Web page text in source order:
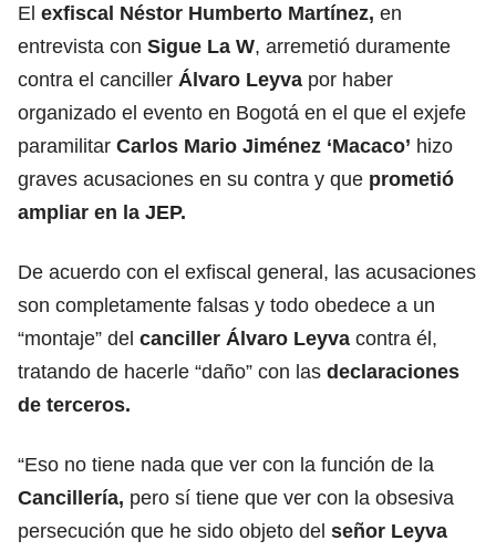
El exfiscal Néstor Humberto Martínez, en
entrevista con Sigue La W, arremetió duramente
contra el canciller Álvaro Leyva por haber
organizado el evento en Bogotá en el que el exjefe
paramilitar Carlos Mario Jiménez ‘Macaco’ hizo
graves acusaciones en su contra y que prometió
ampliar en la JEP.
De acuerdo con el exfiscal general, las acusaciones
son completamente falsas y todo obedece a un
“montaje” del canciller Álvaro Leyva contra él,
tratando de hacerle “daño” con las declaraciones
de terceros.
“Eso no tiene nada que ver con la función de la
Cancillería, pero sí tiene que ver con la obsesiva
persecución que he sido objeto del señor Leyva